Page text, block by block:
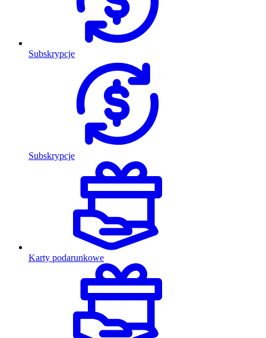
Subskrypcje
Subskrypcje
Karty podarunkowe